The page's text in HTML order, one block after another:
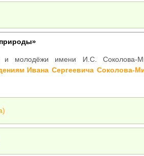
и молодёжи имени И.С. Соколова-
Ивана Сергеевича Соколова-